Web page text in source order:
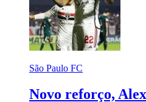
São Paulo FC
Novo reforço,